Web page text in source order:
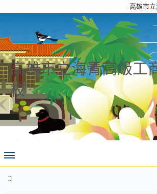
高雄市
高雄市立海青高級工
校
:::